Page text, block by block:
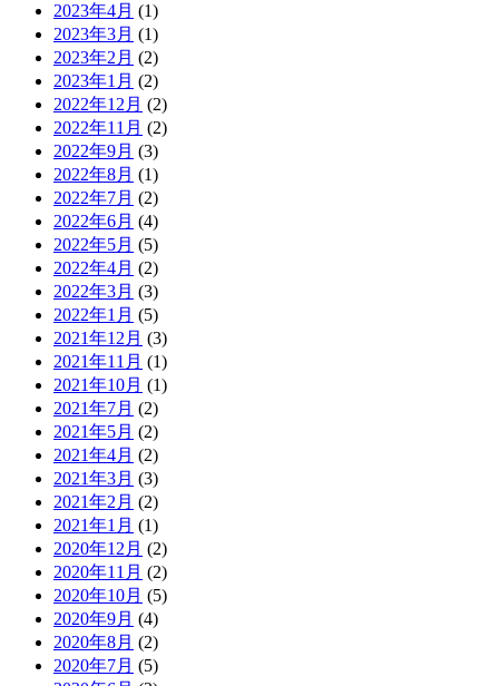
2023年4月 (1)
2023年3月 (1)
2023年2月 (2)
2023年1月 (2)
2022年12月 (2)
2022年11月 (2)
2022年9月 (3)
2022年8月 (1)
2022年7月 (2)
2022年6月 (4)
2022年5月 (5)
2022年4月 (2)
2022年3月 (3)
2022年1月 (5)
2021年12月 (3)
2021年11月 (1)
2021年10月 (1)
2021年7月 (2)
2021年5月 (2)
2021年4月 (2)
2021年3月 (3)
2021年2月 (2)
2021年1月 (1)
2020年12月 (2)
2020年11月 (2)
2020年10月 (5)
2020年9月 (4)
2020年8月 (2)
2020年7月 (5)